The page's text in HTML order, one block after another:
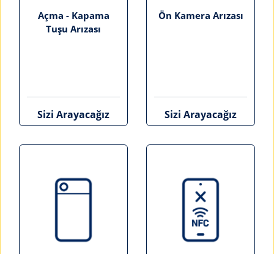
Açma - Kapama
Tuşu Arızası
Sizi Arayacağız
Ön Kamera Arızası
Sizi Arayacağız